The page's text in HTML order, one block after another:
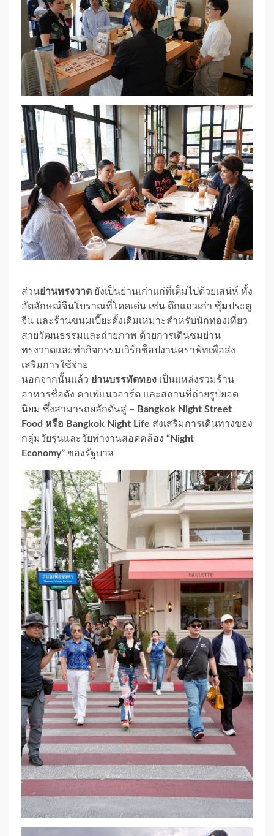
ส่วนย่านทรงวาด ยังเป็นย่านเก่าแก่ที่เต็มไปด้วยเสน่ห์ ทั้ง
อัตลักษณ์จีนโบราณที่โดดเด่น เช่น ตึกแถวเก่า ซุ้มประตู
จีน และร้านขนมเปี๊ยะดั้งเดิมเหมาะสำหรับนักท่องเที่ยว
สายวัฒนธรรมและถ่ายภาพ ด้วยการเดินชมย่าน
ทรงวาดและทำกิจกรรมเวิร์กช็อปงานคราฟ์ทเพื่อส่ง
เสริมการใช้จ่าย
นอกจากนั้นแล้ว ย่านบรรทัดทอง เป็นแหล่งรวมร้าน
อาหารชื่อดัง คาเฟ่แนวอาร์ต และสถานที่ถ่ายรูปยอด
นิยม ซึ่งสามารถผลักดันสู่ – Bangkok Night Street
Food หรือ Bangkok Night Life ส่งเสริมการเดินทางของ
กลุ่มวัยรุ่นและวัยทำงานสอดคล้อง “Night
Economy” ของรัฐบาล